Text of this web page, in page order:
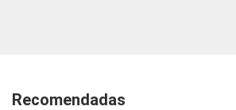
Recomendadas